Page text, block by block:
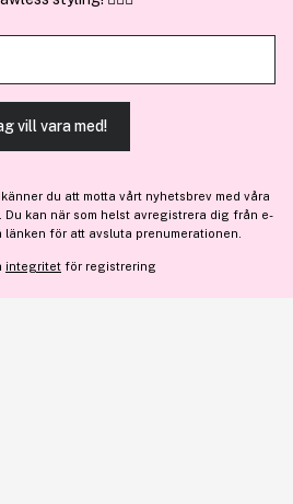
annan information som du har
samlat in när du har använt deras
ALLA COOKIES
DETALJER
AS
vill vara med!
du att motta vårt nyhetsbrev med våra
kan när som helst avregistrera dig från e-
för att avsluta prenumerationen.
integritet för registrering